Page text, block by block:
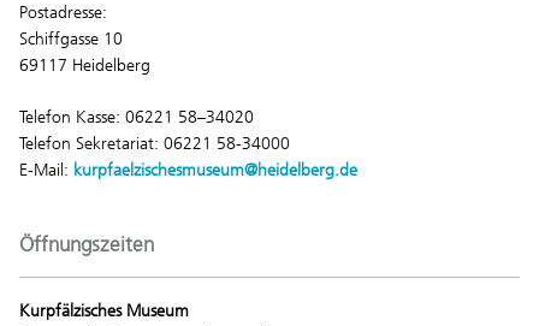
Postadresse:
Schiffgasse 10
69117 Heidelberg
Telefon Kasse: 06221 58–34020
Telefon Sekretariat: 06221 58-34000
E-Mail: kurpfaelzischesmuseum@heidelberg.de
Öffnungszeiten
Kurpfälzisches Museum